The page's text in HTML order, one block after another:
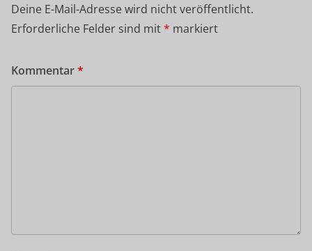
Deine E-Mail-Adresse wird nicht veröffentlicht.
Erforderliche Felder sind mit* markiert
Kommentar*